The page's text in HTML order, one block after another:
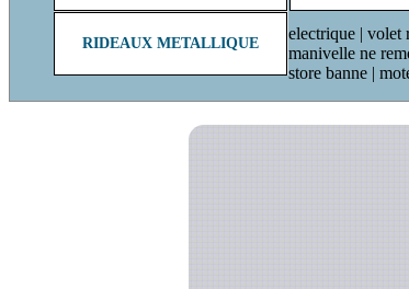
RIDEAUX METALLIQUE
electrique | volet
manivelle ne
store banne |